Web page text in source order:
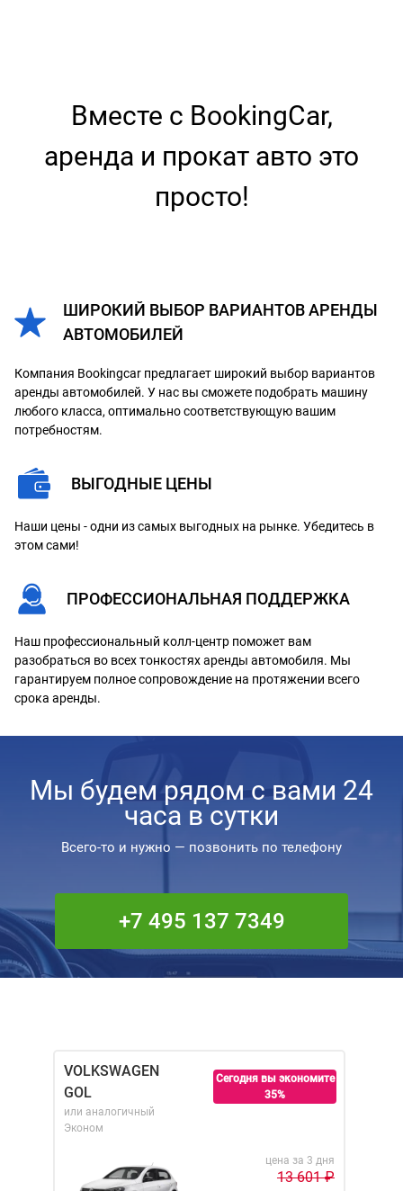
Вместе с BookingCar,
аренда и прокат авто это
просто!
ШИРОКИЙ ВЫБОР ВАРИАНТОВ АРЕНДЫ
АВТОМОБИЛЕЙ
Компания Bookingcar предлагает широкий выбор вариантов
аренды автомобилей. У нас вы сможете подобрать машину
любого класса, оптимально соответствующую вашим
потребностям.
ВЫГОДНЫЕ ЦЕНЫ
Наши цены - одни из самых выгодных на рынке. Убедитесь в
этом сами!
ПРОФЕССИОНАЛЬНАЯ ПОДДЕРЖКА
Наш профессиональный колл-центр поможет вам
разобраться во всех тонкостях аренды автомобиля. Мы
гарантируем полное сопровождение на протяжении всего
срока аренды.
Мы будем рядом с вами 24
часа в сутки
Всего-то и нужно — позвонить по телефону
+7 495 137 7349
VOLKSWAGEN
GOL
или аналогичный
Эконом
Сегодня вы экономите
35%
цена за 3 дня
13 601₽